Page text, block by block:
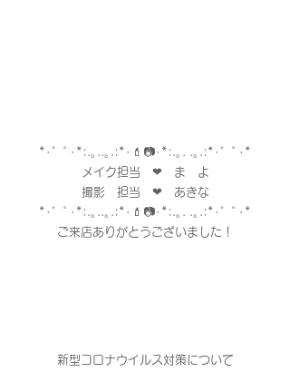
*･゜ﾟ･*:.｡..｡.:*･💄📷･*:.｡. .｡.:*･゜ﾟ･*
メイク担当　❤︎　ま　よ
撮影　担当　❤︎　あきな
*･゜ﾟ･*:.｡..｡.:*･💄📷･*:.｡. .｡.:*･゜ﾟ･*
ご来店ありがとうございました！
新型コロナウイルス対策について